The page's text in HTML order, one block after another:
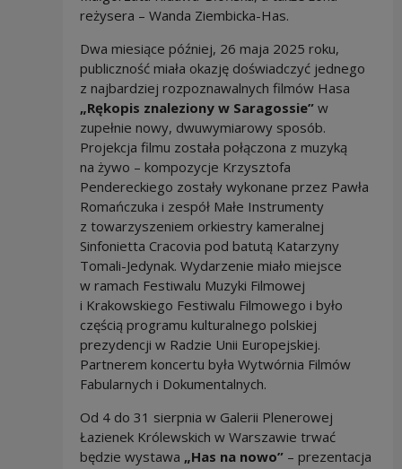
reżysera – Wanda Ziembicka-Has.
Dwa miesiące później, 26 maja 2025 roku,
publiczność miała okazję doświadczyć jednego
z najbardziej rozpoznawalnych filmów Hasa
„Rękopis znaleziony w Saragossie” w
zupełnie nowy, dwuwymiarowy sposób.
Projekcja filmu została połączona z muzyką
na żywo – kompozycje Krzysztofa
Pendereckiego zostały wykonane przez Pawła
Romańczuka i zespół Małe Instrumenty
z towarzyszeniem orkiestry kameralnej
Sinfonietta Cracovia pod batutą Katarzyny
Tomali-Jedynak. Wydarzenie miało miejsce
w ramach Festiwalu Muzyki Filmowej
i Krakowskiego Festiwalu Filmowego i było
częścią programu kulturalnego polskiej
prezydencji w Radzie Unii Europejskiej.
Partnerem koncertu była Wytwórnia Filmów
Fabularnych i Dokumentalnych.
Od 4 do 31 sierpnia w Galerii Plenerowej
Łazienek Królewskich w Warszawie trwać
będzie wystawa „Has na nowo”– prezentacja